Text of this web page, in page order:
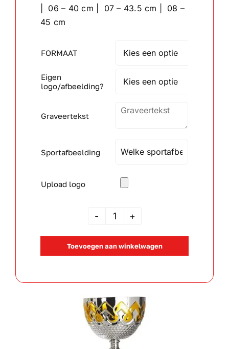
Wandborden
Crystal/glas
Gepersonaliseerde artikelen
| 06 – 40 cm | 07 – 43.5 cm | 08 –
45 cm
FORMAAT 
Eigen
logo/afbeelding?

Graveertekst
Sportafbeelding
Upload logo
JSAK
105570
aantal
Toevoegen aan winkelwagen